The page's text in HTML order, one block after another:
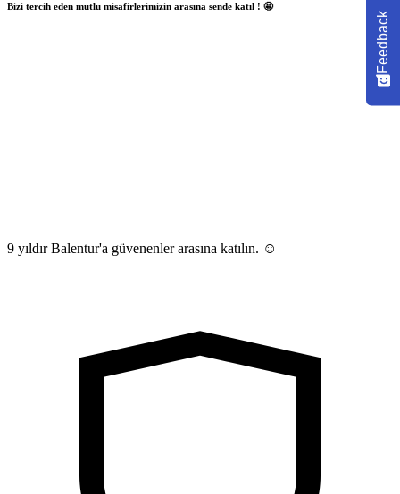
Bizi tercih eden mutlu misafirlerimizin arasına sende katıl ! 🤩
9 yıldır Balentur'a güvenenler arasına katılın. ☺️
Feedback